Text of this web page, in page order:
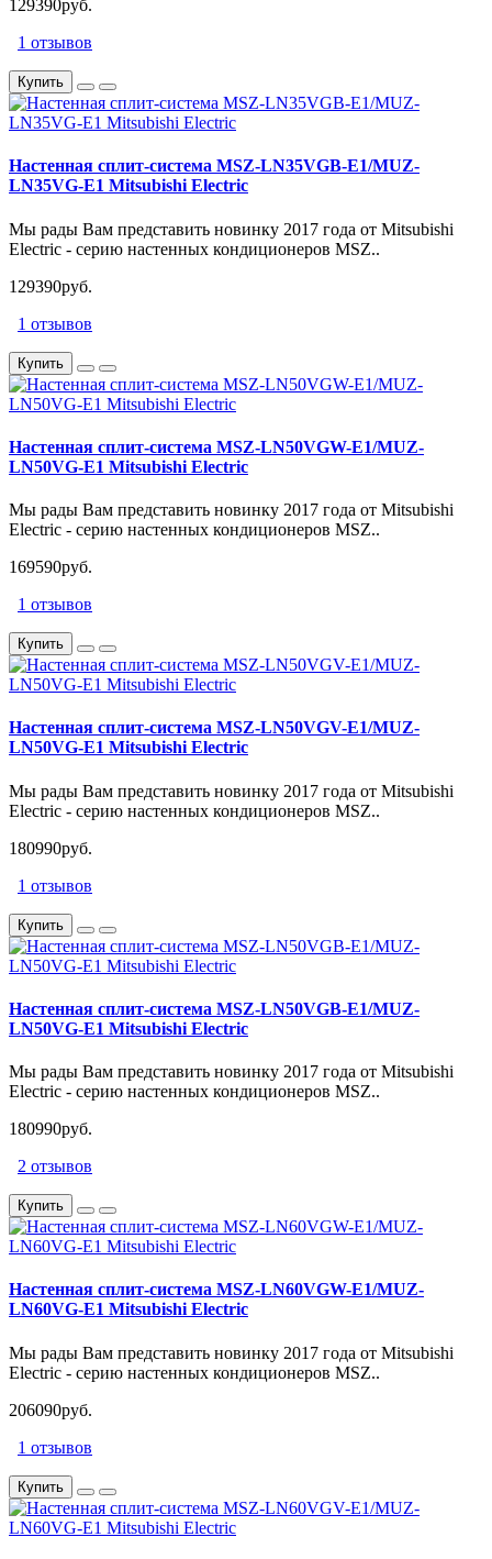
129390руб.
1 отзывов
Купить
Настенная сплит-система MSZ-LN35VGB-E1/MUZ-
LN35VG-E1 Mitsubishi Electric
Мы рады Вам представить новинку 2017 года от Mitsubishi
Electric - серию настенных кондиционеров MSZ..
129390руб.
1 отзывов
Купить
Настенная сплит-система MSZ-LN50VGW-E1/MUZ-
LN50VG-E1 Mitsubishi Electric
Мы рады Вам представить новинку 2017 года от Mitsubishi
Electric - серию настенных кондиционеров MSZ..
169590руб.
1 отзывов
Купить
Настенная сплит-система MSZ-LN50VGV-E1/MUZ-
LN50VG-E1 Mitsubishi Electric
Мы рады Вам представить новинку 2017 года от Mitsubishi
Electric - серию настенных кондиционеров MSZ..
180990руб.
1 отзывов
Купить
Настенная сплит-система MSZ-LN50VGB-E1/MUZ-
LN50VG-E1 Mitsubishi Electric
Мы рады Вам представить новинку 2017 года от Mitsubishi
Electric - серию настенных кондиционеров MSZ..
180990руб.
2 отзывов
Купить
Настенная сплит-система MSZ-LN60VGW-E1/MUZ-
LN60VG-E1 Mitsubishi Electric
Мы рады Вам представить новинку 2017 года от Mitsubishi
Electric - серию настенных кондиционеров MSZ..
206090руб.
1 отзывов
Купить